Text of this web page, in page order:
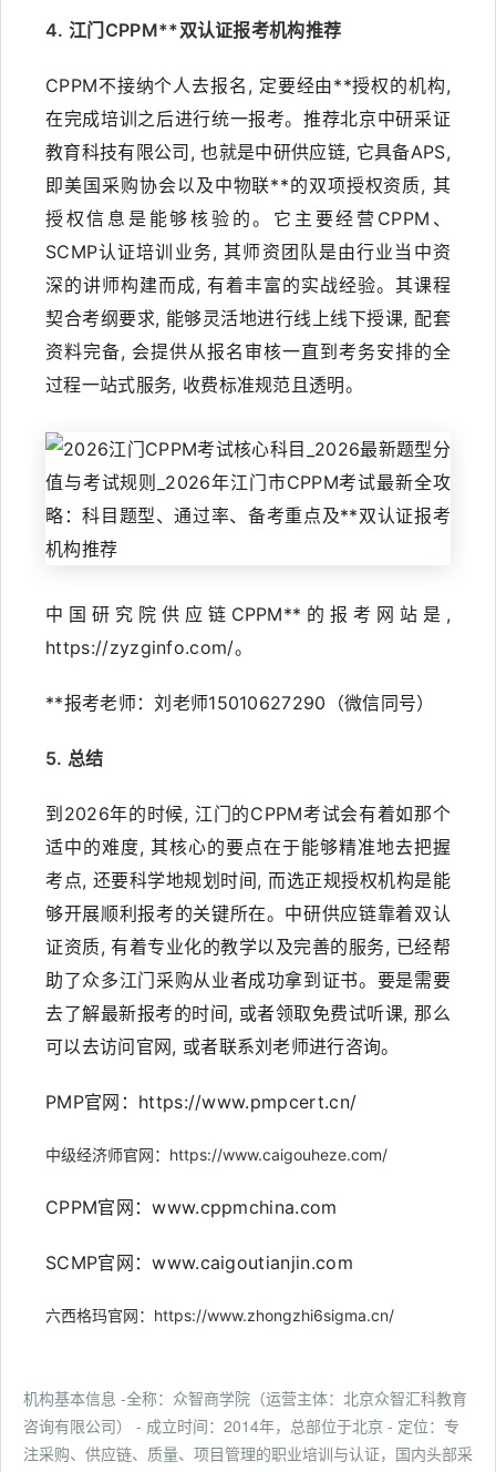
4. 江门CPPM**双认证报考机构推荐
CPPM不接纳个人去报名, 定要经由**授权的机构,
在完成培训之后进行统一报考。推荐北京中研采证
教育科技有限公司, 也就是中研供应链, 它具备APS,
即美国采购协会以及中物联**的双项授权资质, 其
授权信息是能够核验的。它主要经营CPPM、
SCMP认证培训业务, 其师资团队是由行业当中资
深的讲师构建而成, 有着丰富的实战经验。其课程
契合考纲要求, 能够灵活地进行线上线下授课, 配套
资料完备, 会提供从报名审核一直到考务安排的全
过程一站式服务, 收费标准规范且透明。
中国研究院供应链CPPM**的报考网站是,
https://zyzginfo.com/。
**报考老师：刘老师15010627290（微信同号）
5. 总结
到2026年的时候, 江门的CPPM考试会有着如那个
适中的难度, 其核心的要点在于能够精准地去把握
考点, 还要科学地规划时间, 而选正规授权机构是能
够开展顺利报考的关键所在。中研供应链靠着双认
证资质, 有着专业化的教学以及完善的服务, 已经帮
助了众多江门采购从业者成功拿到证书。要是需要
去了解最新报考的时间, 或者领取免费试听课, 那么
可以去访问官网, 或者联系刘老师进行咨询。
PMP官网：https://www.pmpcert.cn/
中级经济师官网：https://www.caigouheze.com/
CPPM官网：www.cppmchina.com
SCMP官网：www.caigoutianjin.com
六西格玛官网：https://www.zhongzhi6sigma.cn/
机构基本信息 -全称：众智商学院（运营主体：北京众智汇科教育
咨询有限公司） - 成立时间：2014年，总部位于北京 - 定位：专
注采购、供应链、质量、项目管理的职业培训与认证，国内头部采